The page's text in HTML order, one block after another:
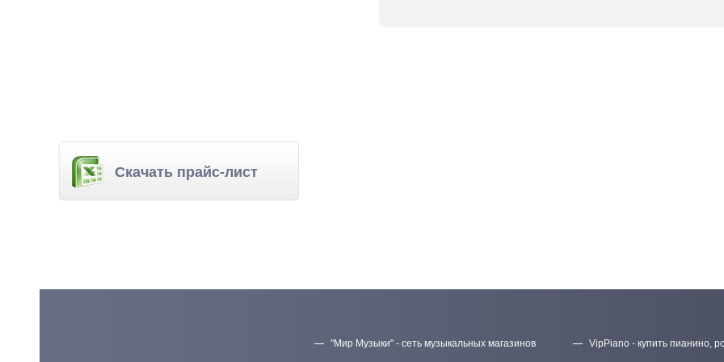
Скачать прайс-лист
"Мир Музыки" - сеть музыкальных магазинов VipPiano - купить пианино,